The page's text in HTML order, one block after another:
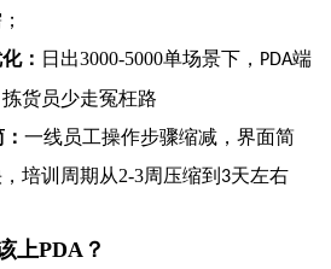
；
： 日出3000-5000单场景下， PDA端
货员少走冤枉路
一线员工操作步骤缩减，界面简
培训周期从2-3周压缩到 3天左右
上PDA ？